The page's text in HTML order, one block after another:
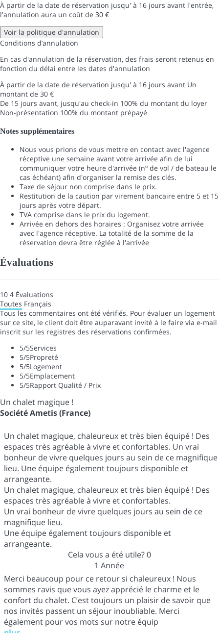
À partir de la date de réservation jusqu' à 16 jours avant l'entrée,
l'annulation aura un coût de 30 €
Voir la politique d'annulation
Conditions d’annulation
En cas d'annulation de la réservation, des frais seront retenus en
fonction du délai entre les dates d'annulation
À partir de la date de réservation jusqu' à 16 jours avant Un
montant de 30 €
De 15 jours avant, jusqu'au check-in 100% du montant du loyer
Non-présentation 100% du montant prépayé
Notes supplémentaires
Nous vous prions de vous mettre en contact avec l'agence
réceptive une semaine avant votre arrivée afin de lui
communiquer votre heure d'arrivée (nº de vol / de bateau le
cas échéant) afin d'organiser la remise des clés.
Taxe de séjour non comprise dans le prix.
Restitution de la caution par virement bancaire entre 5 et 15
jours après votre départ.
TVA comprise dans le prix du logement.
Arrivée en dehors des horaires : Organisez votre arrivée
avec l'agence réceptive. La totalité de la somme de la
réservation devra être réglée à l'arrivée
Évaluations
10 4 Évaluations
Toutes Français
Tous les commentaires ont été vérifiés. Pour évaluer un logement
sur ce site, le client doit être auparavant invité à le faire via e-mail
inscrit sur les registres des réservations confirmées.
5/5Services
5/5Propreté
5/5Logement
5/5Emplacement
5/5Rapport Qualité / Prix
Un chalet magique !
Société Ametis (France)
Un chalet magique, chaleureux et très bien équipé ! Des
espaces très agréable à vivre et confortables. Un vrai
bonheur de vivre quelques jours au sein de ce magnifique
lieu. Une équipe également toujours disponible et
arrangeante.
Un chalet magique, chaleureux et très bien équipé ! Des
espaces très agréable à vivre et confortables.
Un vrai bonheur de vivre quelques jours au sein de ce
magnifique lieu.
Une équipe également toujours disponible et
arrangeante.
Cela vous a été utile?0
1 Année
Merci beaucoup pour ce retour si chaleureux ! Nous
sommes ravis que vous ayez apprécié le charme et le
confort du chalet. C’est toujours un plaisir de savoir que
nos invités passent un séjour inoubliable. Merci
également pour vos mots sur notre équip